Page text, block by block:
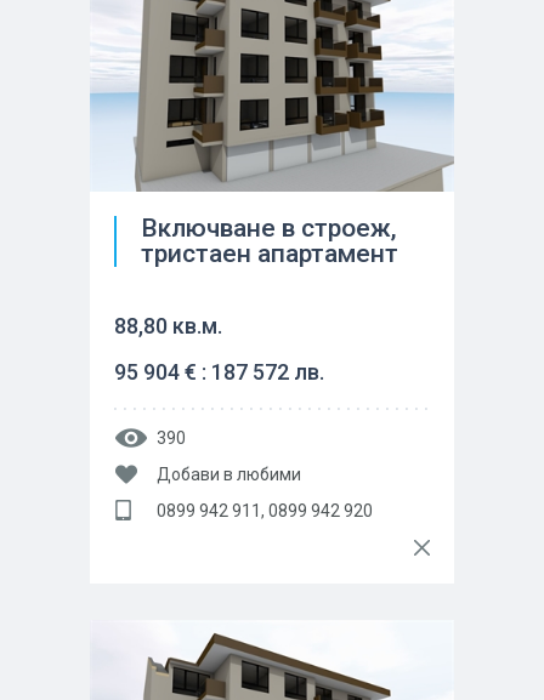
Включване в строеж,
тристаен апартамент
88,80 кв.м.
95 904 € : 187 572 лв.
390
Добави в любими
0899 942 911, 0899 942 920